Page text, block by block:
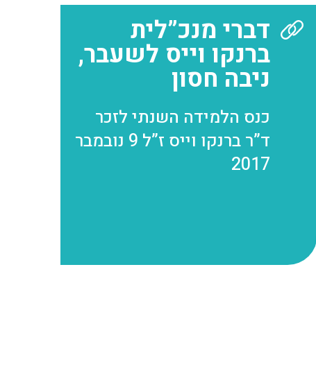
דברי מנכ”לית
ברנקו וייס לשעבר,
ניבה חסון
כנס הלמידה השנתי לזכר
ד”ר ברנקו וייס ז”ל 9 נובמבר
2017